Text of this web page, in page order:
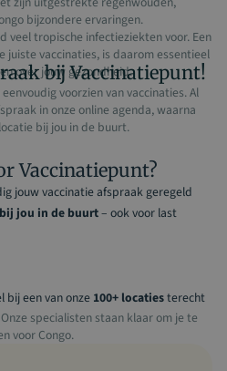
bijzondere ervaringen.
veel tropische infectieziekten voor. Een
juiste vaccinaties, is daarom essentieel
over jouw gezondheid.
bij Vaccinatiepunt!
voorzien van vaccinaties. Al
in onze online agenda, waarna
bij jou in de buurt.
Vaccinatiepunt?
jouw vaccinatie afspraak geregeld
jou in de buurt– ook voor last
bij een van onze 100+ locatiesterecht
specialisten staan klaar om je te
voor Congo.